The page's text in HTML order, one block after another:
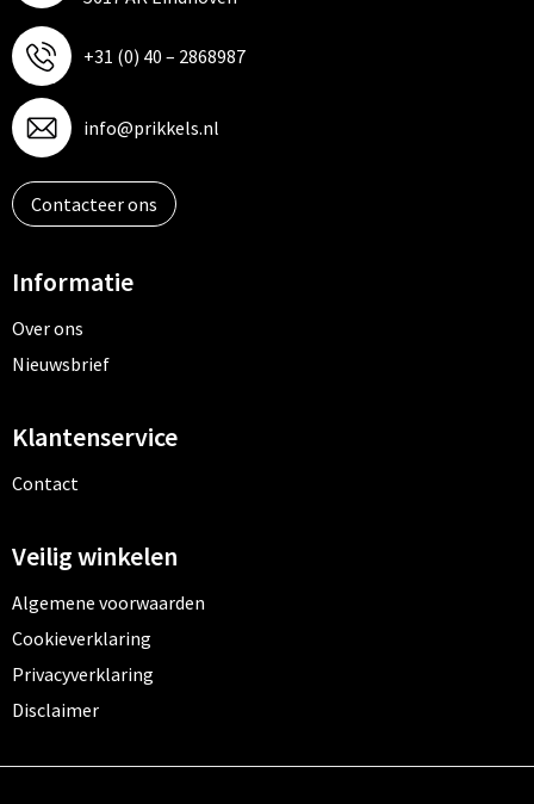
+31 (0) 40 – 2868987
info@prikkels.nl
Contacteer ons
Informatie
Over ons
Nieuwsbrief
Klantenservice
Contact
Veilig winkelen
Algemene voorwaarden
Cookieverklaring
Privacyverklaring
Disclaimer